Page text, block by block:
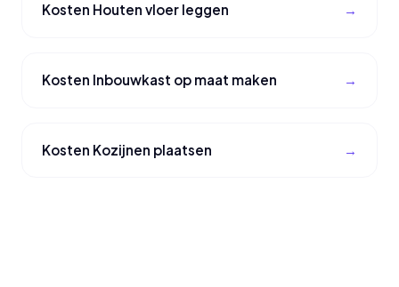
Kosten Houten vloer leggen
Kosten Inbouwkast op maat maken
Kosten Kozijnen plaatsen